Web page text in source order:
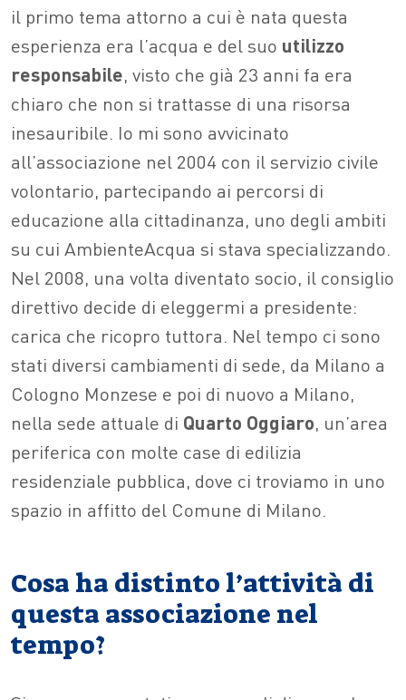
il primo tema attorno a cui è nata questa
esperienza era l’acqua e del suo utilizzo
responsabile, visto che già 23 anni fa era
chiaro che non si trattasse di una risorsa
inesauribile. Io mi sono avvicinato
all’associazione nel 2004 con il servizio civile
volontario, partecipando ai percorsi di
educazione alla cittadinanza, uno degli ambiti
su cui AmbienteAcqua si stava specializzando.
Nel 2008, una volta diventato socio, il consiglio
direttivo decide di eleggermi a presidente:
carica che ricopro tuttora. Nel tempo ci sono
stati diversi cambiamenti di sede, da Milano a
Cologno Monzese e poi di nuovo a Milano,
nella sede attuale di Quarto Oggiaro, un’area
periferica con molte case di edilizia
residenziale pubblica, dove ci troviamo in uno
spazio in affitto del Comune di Milano.
Cosa ha distinto l’attività di
questa associazione nel
tempo?